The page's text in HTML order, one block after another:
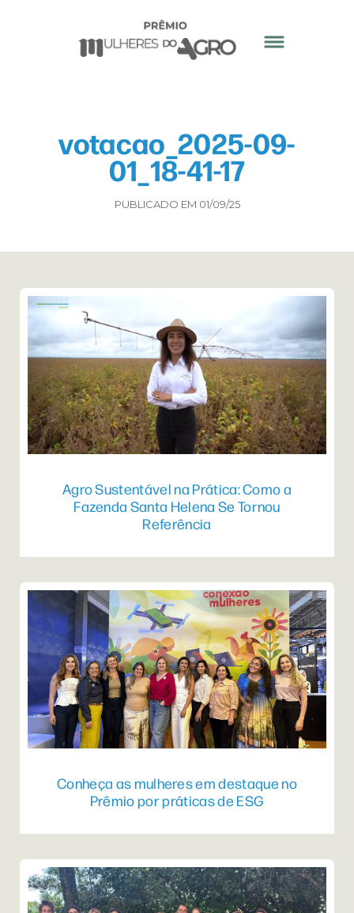
votacao_2025-09-
01_18-41-17
PUBLICADO EM 01/09/25
Agro Sustentável na Prática: Como a
Fazenda Santa Helena Se Tornou
Referência
Conheça as mulheres em destaque no
Prêmio por práticas de ESG